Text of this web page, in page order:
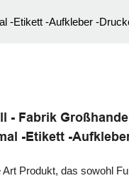
-Etikett -Aufkleber -
- Fabrik
-Etikett -
Art Produkt, das sowohl